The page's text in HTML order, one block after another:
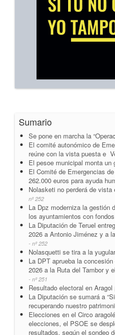
Sumario
Se pone en marcha la
El comité autonómico de
reúne con la vista puesta e
El pesoe municipal monta un
El Comité de Emergencias
262.000 euros para ayuda
Nolasketi no perderá de
nº 252
La Dpz moderniza la gestión
los ayuntamientos con
La Diputación de Teruel
2026 a Antonio Jiménez y a
- nº 252
Nolasquetti se tira a la
La DPT aprueba la
2026 a la Ruta del Tambor y
- nº 251
Resultado electoral en Aragol
La Diputación se sumará a
recuperando nuestro
Elecciones en el Circo
elecciones, el PSOE se
resultados, según el sondeo